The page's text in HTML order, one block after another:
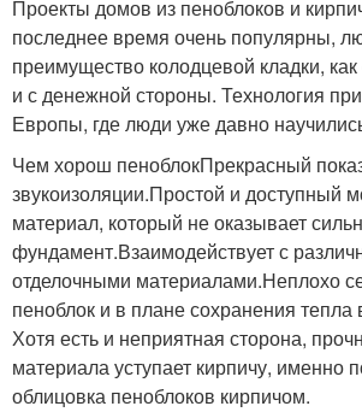
Проекты домов из пеноблоков и
последнее время очень популярны,
преимущество колодцевой кладки, как
и с денежной стороны. Технология
Европы, где люди уже давно
Чем хорош пеноблокПрекрасный
звукоизоляции.Простой и доступный
материал, который не оказывает
фундамент.Взаимодействует с
отделочными материалами.Неплохо
пеноблок и в плане сохранения
Хотя есть и неприятная сторона,
материала уступает кирпичу, именно
облицовка пеноблоков кирпичом.